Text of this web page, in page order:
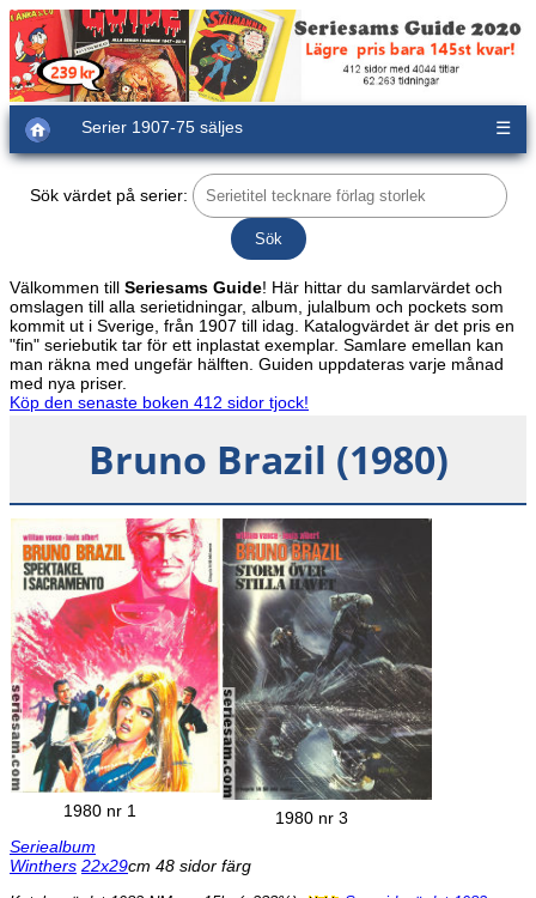
Serier 1907-75 säljes ☰
Sök värdet på serier:
Välkommen till Seriesams Guide! Här hittar du samlarvärdet och
omslagen till alla serietidningar, album, julalbum och pockets som
kommit ut i Sverige, från 1907 till idag. Katalogvärdet är det pris en
"fin" seriebutik tar för ett inplastat exemplar. Samlare emellan kan
man räkna med ungefär hälften. Guiden uppdateras varje månad
med nya priser.
Köp den senaste boken 412 sidor tjock!
Bruno Brazil (1980)
1980 nr 1
1980 nr 3
Seriealbum
Winthers 22x29cm 48 sidor färg